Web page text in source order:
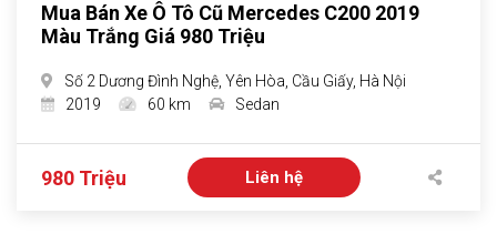
Mua Bán Xe Ô Tô Cũ Mercedes C200 2019
Màu Trắng Giá 980 Triệu
Số 2 Dương Đình Nghệ, Yên Hòa, Cầu Giấy, Hà Nội
2019
60 km Sedan
980 Triệu Liên hệ